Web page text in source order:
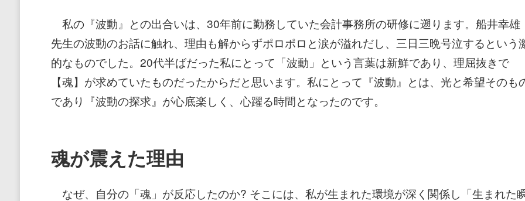
私の『波動』との出合いは、30年前に勤務していた会計事務所の研修に遡ります。船井幸雄
先生の波動のお話に触れ、理由も解からずポロポロと涙が溢れだし、三日三晩号泣するという
的なものでした。20代半ばだった私にとって「波動」という言葉は新鮮であり、理屈抜きで
【魂】が求めていたものだったからだと思います。私にとって『波動』とは、光と希望そのも
であり『波動の探求』が心底楽しく、心躍る時間となったのです。
魂が震えた理由
なぜ、自分の「魂」が反応したのか? そこには、私が生まれた環境が深く関係し「生まれた